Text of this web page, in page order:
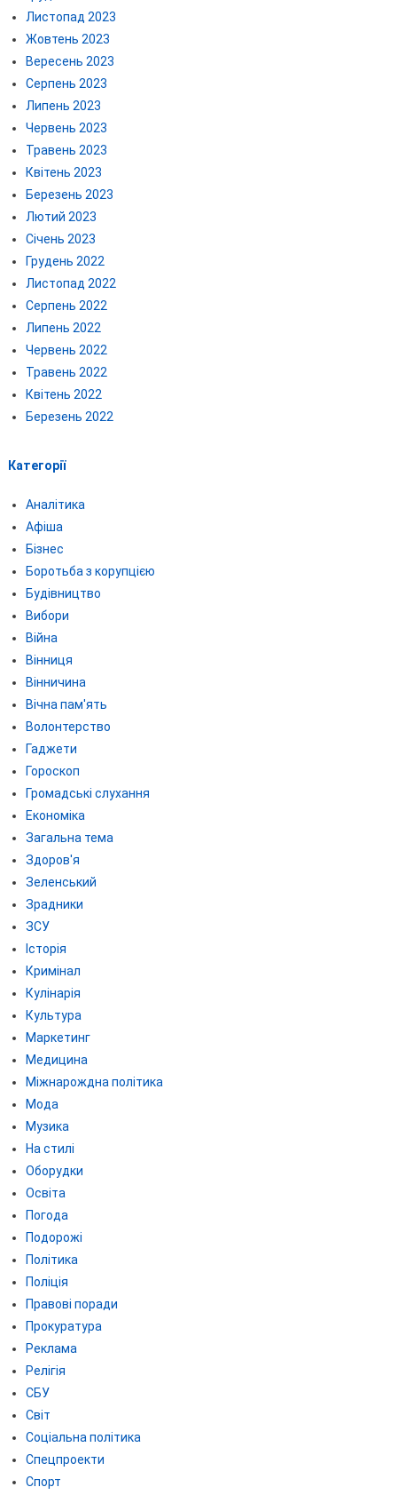
Листопад 2023
Жовтень 2023
Вересень 2023
Серпень 2023
Липень 2023
Червень 2023
Травень 2023
Квітень 2023
Березень 2023
Лютий 2023
Січень 2023
Грудень 2022
Листопад 2022
Серпень 2022
Липень 2022
Червень 2022
Травень 2022
Квітень 2022
Березень 2022
Категорії
Аналітика
Афіша
Бізнес
Боротьба з корупцією
Будівництво
Вибори
Війна
Вінниця
Вінничина
Вічна пам'ять
Волонтерство
Гаджети
Гороскоп
Громадські слухання
Економіка
Загальна тема
Здоров'я
Зеленський
Зрадники
ЗСУ
Історія
Кримінал
Кулінарія
Культура
Маркетинг
Медицина
Міжнарождна політика
Мода
Музика
На стилі
Оборудки
Освіта
Погода
Подорожі
Політика
Поліція
Правові поради
Прокуратура
Реклама
Релігія
СБУ
Світ
Соціальна політика
Спецпроекти
Спорт